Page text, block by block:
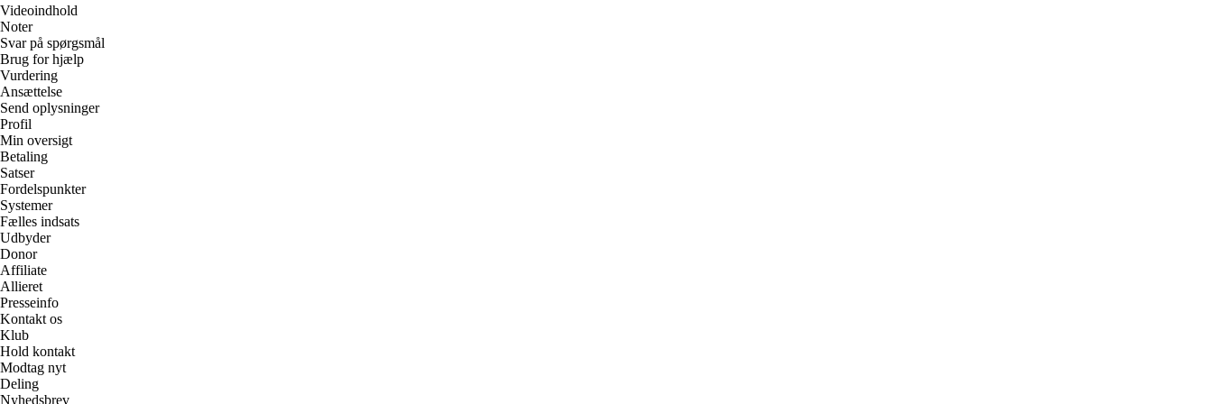
Videoindhold
Noter
Svar på spørgsmål
Brug for hjælp
Vurdering
Ansættelse
Send oplysninger
Profil
Min oversigt
Betaling
Satser
Fordelspunkter
Systemer
Fælles indsats
Udbyder
Donor
Affiliate
Allieret
Presseinfo
Kontakt os
Klub
Hold kontakt
Modtag nyt
Deling
Nyhedsbrev